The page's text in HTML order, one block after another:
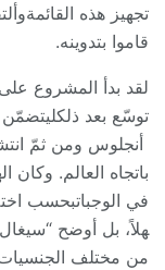
تجهيز هذه
قاموا بتدوينه.
لقد بدأ المشروع
توسّع بعد
أنجلوس ومن ثمّ
باتجاه العالم.
في الوجباتبحسب
هلاً، بل أوضح
من مختلف الجنسيات